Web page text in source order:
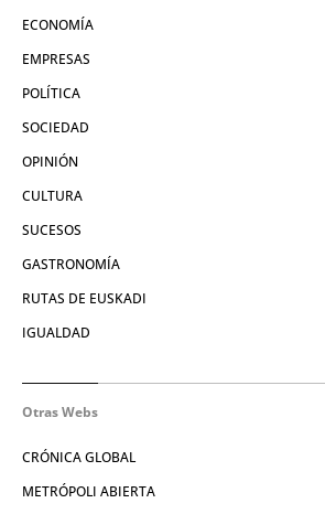
ECONOMÍA
EMPRESAS
POLÍTICA
SOCIEDAD
OPINIÓN
CULTURA
SUCESOS
GASTRONOMÍA
RUTAS DE EUSKADI
IGUALDAD
Otras Webs
CRÓNICA GLOBAL
METRÓPOLI ABIERTA